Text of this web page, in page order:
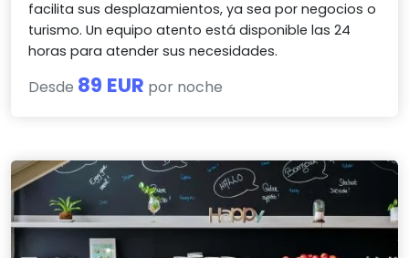
facilita sus desplazamientos, ya sea por negocios o
turismo. Un equipo atento está disponible las 24
horas para atender sus necesidades.
Desde 89 EUR por noche